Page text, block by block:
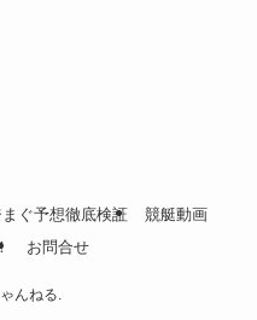
まぐ予想徹底検証
競艇動画
お問合せ
んねる.